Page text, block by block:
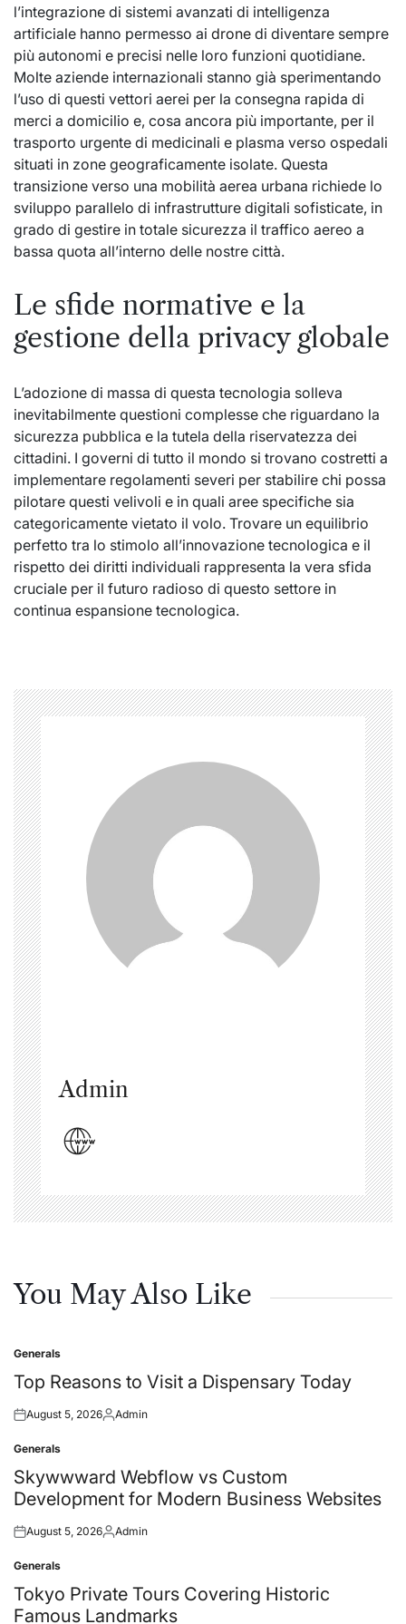
l’integrazione di sistemi avanzati di intelligenza
artificiale hanno permesso ai drone di diventare sempre
più autonomi e precisi nelle loro funzioni quotidiane.
Molte aziende internazionali stanno già sperimentando
l’uso di questi vettori aerei per la consegna rapida di
merci a domicilio e, cosa ancora più importante, per il
trasporto urgente di medicinali e plasma verso ospedali
situati in zone geograficamente isolate. Questa
transizione verso una mobilità aerea urbana richiede lo
sviluppo parallelo di infrastrutture digitali sofisticate, in
grado di gestire in totale sicurezza il traffico aereo a
bassa quota all’interno delle nostre città.
Le sfide normative e la
gestione della privacy globale
L’adozione di massa di questa tecnologia solleva
inevitabilmente questioni complesse che riguardano la
sicurezza pubblica e la tutela della riservatezza dei
cittadini. I governi di tutto il mondo si trovano costretti a
implementare regolamenti severi per stabilire chi possa
pilotare questi velivoli e in quali aree specifiche sia
categoricamente vietato il volo. Trovare un equilibrio
perfetto tra lo stimolo all’innovazione tecnologica e il
rispetto dei diritti individuali rappresenta la vera sfida
cruciale per il futuro radioso di questo settore in
continua espansione tecnologica.
Admin
You May Also Like
Posted
in
Generals
Top Reasons to Visit a Dispensary Today
Posted
August 5, 2026Posted
Admin
Posted
in
Generals
Skywwward Webflow vs Custom
Development for Modern Business Websites
Posted
August 5, 2026Posted
Admin
Posted
in
Generals
Tokyo Private Tours Covering Historic
Famous Landmarks